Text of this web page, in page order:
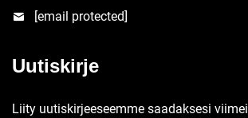
[email protected]
Uutiskirje
Liity uutiskirjeeseemme saadaksesi